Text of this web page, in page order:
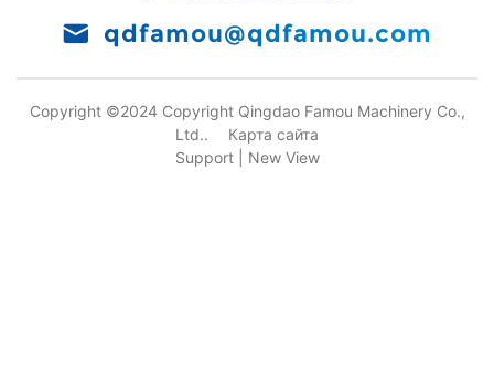
qdfamou@qdfamou.com
Copyright ©2024 Copyright Qingdao Famou Machinery Co.,
Ltd..
Карта сайта
Support | New View